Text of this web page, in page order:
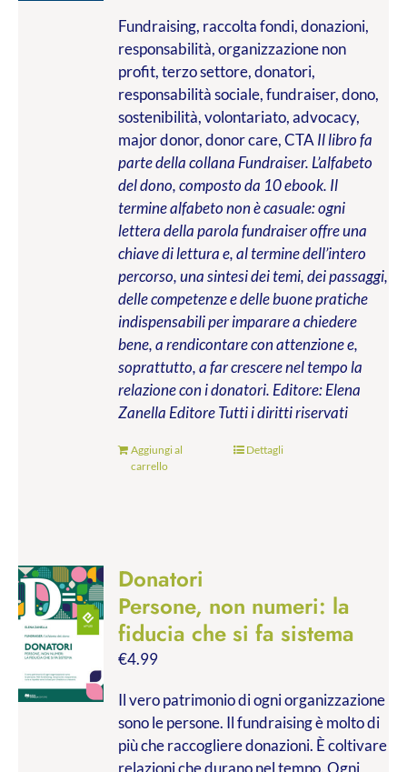
Fundraising, raccolta fondi, donazioni,
responsabilità, organizzazione non
profit, terzo settore, donatori,
responsabilità sociale, fundraiser, dono,
sostenibilità, volontariato, advocacy,
major donor, donor care, CTA Il libro fa
parte della collana Fundraiser. L’alfabeto
del dono, composto da 10 ebook. Il
termine alfabeto non è casuale: ogni
lettera della parola fundraiser offre una
chiave di lettura e, al termine dell’intero
percorso, una sintesi dei temi, dei passaggi,
delle competenze e delle buone pratiche
indispensabili per imparare a chiedere
bene, a rendicontare con attenzione e,
soprattutto, a far crescere nel tempo la
relazione con i donatori. Editore: Elena
Zanella EditoreTutti i diritti riservati
Aggiungi al
carrello
Dettagli
Donatori
Persone, non numeri: la
fiducia che si fa sistema
€4.99
Il vero patrimonio di ogni organizzazione
sono le persone. Il fundraising è molto di
più che raccogliere donazioni. È coltivare
relazioni che durano nel tempo. Ogni